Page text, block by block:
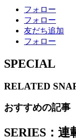
フォロー
フォロー
友だち追加
フォロー
SPECIAL
RELATED
おすすめの記事
SERIES：連